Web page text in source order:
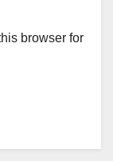
browser for